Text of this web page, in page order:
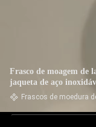
Frasco de moagem de
jaqueta de aço
retsch pm para
Frascos de moedura